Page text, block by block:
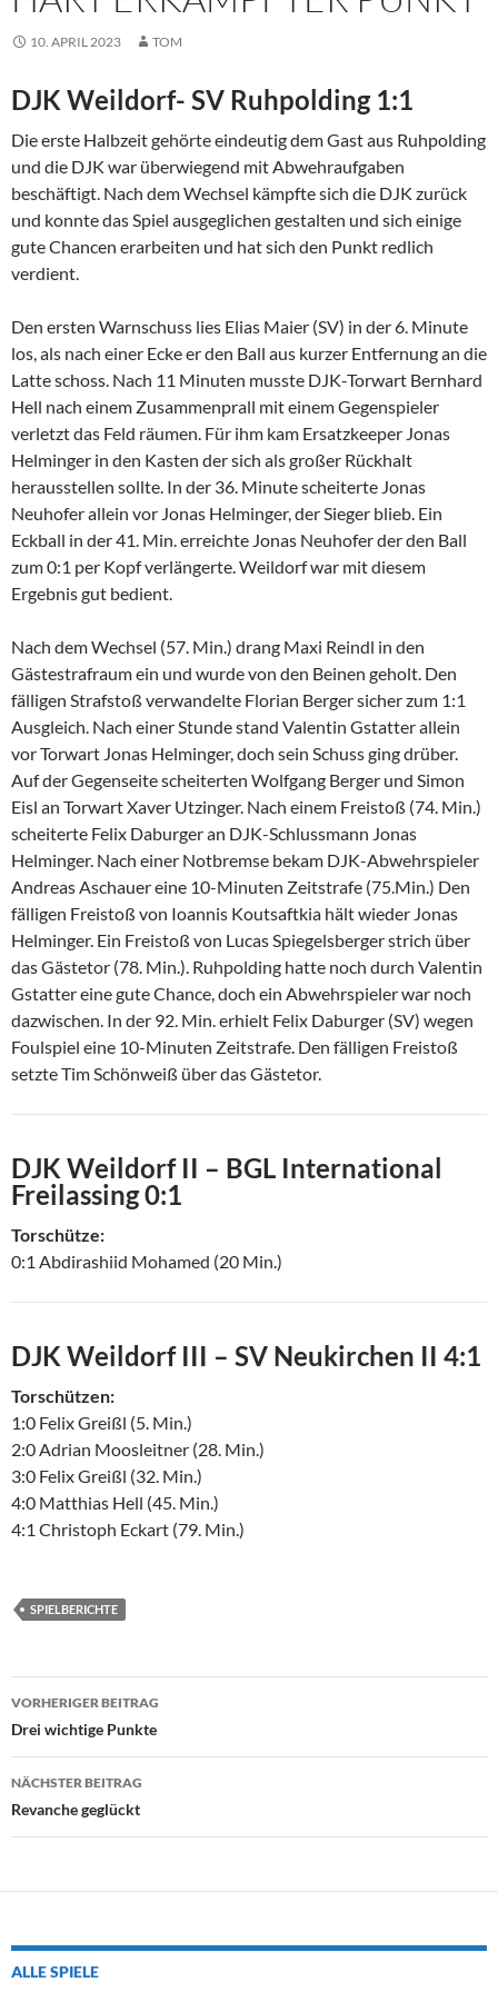
10. APRIL 2023 TOM
DJK Weildorf- SV Ruhpolding 1:1
Die erste Halbzeit gehörte eindeutig dem Gast aus Ruhpolding
und die DJK war überwiegend mit Abwehraufgaben
beschäftigt. Nach dem Wechsel kämpfte sich die DJK zurück
und konnte das Spiel ausgeglichen gestalten und sich einige
gute Chancen erarbeiten und hat sich den Punkt redlich
verdient.
Den ersten Warnschuss lies Elias Maier (SV) in der 6. Minute
los, als nach einer Ecke er den Ball aus kurzer Entfernung an die
Latte schoss. Nach 11 Minuten musste DJK-Torwart Bernhard
Hell nach einem Zusammenprall mit einem Gegenspieler
verletzt das Feld räumen. Für ihm kam Ersatzkeeper Jonas
Helminger in den Kasten der sich als großer Rückhalt
herausstellen sollte. In der 36. Minute scheiterte Jonas
Neuhofer allein vor Jonas Helminger, der Sieger blieb. Ein
Eckball in der 41. Min. erreichte Jonas Neuhofer der den Ball
zum 0:1 per Kopf verlängerte. Weildorf war mit diesem
Ergebnis gut bedient.
Nach dem Wechsel (57. Min.) drang Maxi Reindl in den
Gästestrafraum ein und wurde von den Beinen geholt. Den
fälligen Strafstoß verwandelte Florian Berger sicher zum 1:1
Ausgleich. Nach einer Stunde stand Valentin Gstatter allein
vor Torwart Jonas Helminger, doch sein Schuss ging drüber.
Auf der Gegenseite scheiterten Wolfgang Berger und Simon
Eisl an Torwart Xaver Utzinger. Nach einem Freistoß (74. Min.)
scheiterte Felix Daburger an DJK-Schlussmann Jonas
Helminger. Nach einer Notbremse bekam DJK-Abwehrspieler
Andreas Aschauer eine 10-Minuten Zeitstrafe (75.Min.) Den
fälligen Freistoß von Ioannis Koutsaftkia hält wieder Jonas
Helminger. Ein Freistoß von Lucas Spiegelsberger strich über
das Gästetor (78. Min.). Ruhpolding hatte noch durch Valentin
Gstatter eine gute Chance, doch ein Abwehrspieler war noch
dazwischen. In der 92. Min. erhielt Felix Daburger (SV) wegen
Foulspiel eine 10-Minuten Zeitstrafe. Den fälligen Freistoß
setzte Tim Schönweiß über das Gästetor.
DJK Weildorf II – BGL International
Freilassing 0:1
Torschütze:
0:1 Abdirashiid Mohamed (20 Min.)
DJK Weildorf III – SV Neukirchen II 4:1
Torschützen:
1:0 Felix Greißl (5. Min.)
2:0 Adrian Moosleitner (28. Min.)
3:0 Felix Greißl (32. Min.)
4:0 Matthias Hell (45. Min.)
4:1 Christoph Eckart (79. Min.)
SPIELBERICHTE
Beitragsnavigation
VORHERIGER BEITRAG
Drei wichtige Punkte
NÄCHSTER BEITRAG
Revanche geglückt
ALLE SPIELE